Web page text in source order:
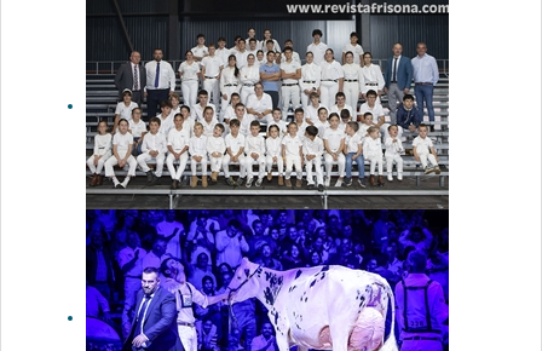
Fotos
oficiales del
45 Concurso
Nacional de
la Raza
Frisona
CONAFE 2025
Xabi Montes
(sénior),
Andrea Otero
(júnior), India
Entrecanales,
Emma